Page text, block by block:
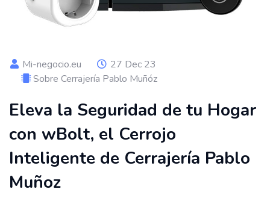
Mi-negocio.eu
27 Dec 23
Sobre Cerrajería Pablo Muñóz
Eleva la Seguridad de tu Hogar
con wBolt, el Cerrojo
Inteligente de Cerrajería Pablo
Muñoz